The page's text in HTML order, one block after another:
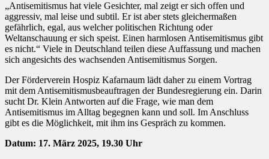
„Antisemitismus hat viele Gesichter, mal zeigt er sich offen und
aggressiv, mal leise und subtil. Er ist aber stets gleichermaßen
gefährlich, egal, aus welcher politischen Richtung oder
Weltanschauung er sich speist. Einen harmlosen Antisemitismus gibt
es nicht.“ Viele in Deutschland teilen diese Auffassung und machen
sich angesichts des wachsenden Antisemitismus Sorgen.
Der Förderverein Hospiz Kafarnaum lädt daher zu einem Vortrag
mit dem Antisemitismusbeauftragen der Bundesregierung ein. Darin
sucht Dr. Klein Antworten auf die Frage, wie man dem
Antisemitismus im Alltag begegnen kann und soll. Im Anschluss
gibt es die Möglichkeit, mit ihm ins Gespräch zu kommen.
Datum: 17. März 2025, 19.30 Uhr